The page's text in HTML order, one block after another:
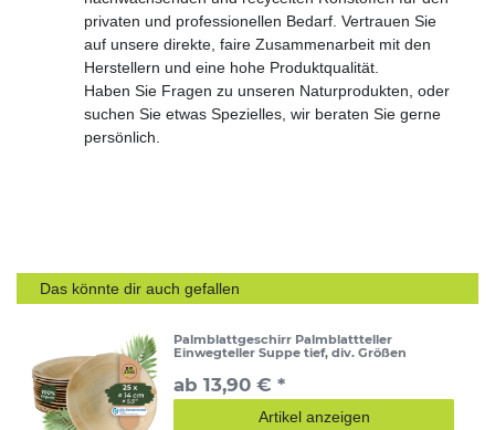
privaten und professionellen Bedarf. Vertrauen Sie
auf unsere direkte, faire Zusammenarbeit mit den
Herstellern und eine hohe Produktqualität.
Haben Sie Fragen zu unseren Naturprodukten, oder
suchen Sie etwas Spezielles, wir beraten Sie gerne
persönlich.
Das könnte dir auch gefallen
Palmblattgeschirr Palmblattteller
Einwegteller Suppe tief, div. Größen
ab 13,90 € *
Artikel anzeigen